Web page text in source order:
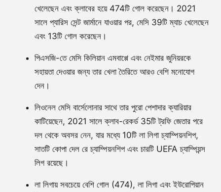
খেলেছেন এবং ক্লাবের হয়ে 474টি গোল করেছেন। 2021
সালে প্যারিস সেন্ট জার্মানে যাওয়ার পর, মেসি 39টি ম্যাচ খেলেছেন
এবং 13টি গোল করেছেন।
পিএসজি-তে মেসি কিলিয়ান এমবাপ্পে এবং নেইমার জুনিয়রকে
সহায়তা দেওয়ার জন্য তার খেলা তৈরিতে আরও বেশি মনোযোগ
দেন।
লিওনেল মেসি বার্সেলোনার সাথে তার পুরো পেশাদার ক্যারিয়ার
কাটিয়েছেন, 2021 সালে ক্লাব-রেকর্ড 35টি ট্রফি জেতার পরে
দল থেকে অবসর নেন, যার মধ্যে 10টি লা লিগা চ্যাম্পিয়নশিপ,
সাতটি কোপা দেল রে চ্যাম্পিয়নশিপ এবং চারটি UEFA চ্যাম্পিয়ন্স
লিগ রয়েছে।
লা লিগায় সবচেয়ে বেশি গোল (474), লা লিগা এবং ইউরোপিয়ান